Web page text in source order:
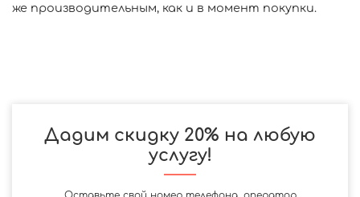
же производительным, как и в момент покупки.
Дадим скидку 20% на любую
услугу!